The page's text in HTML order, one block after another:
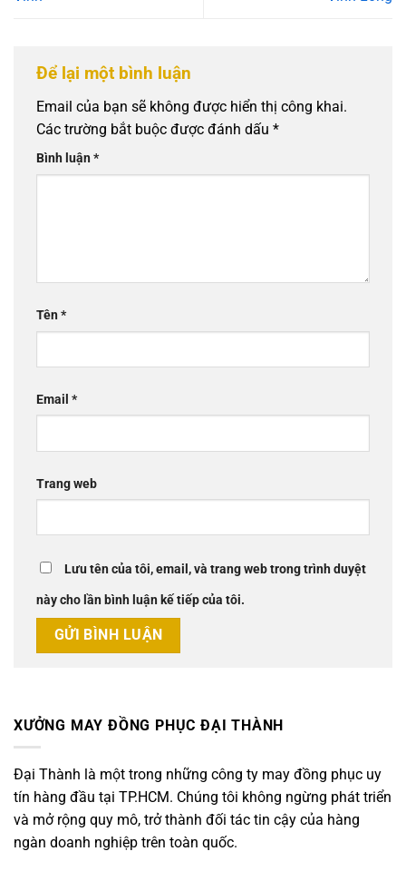
Để lại một bình luận
Email của bạn sẽ không được hiển thị công khai.
Các trường bắt buộc được đánh dấu *
Bình luận*
Tên*
Email *
Trang web
Lưu tên của tôi, email, và trang web trong trình duyệt
này cho lần bình luận kế tiếp của tôi.
XƯỞNG MAY ĐỒNG PHỤC ĐẠI THÀNH
Đại Thành là một trong những công ty may đồng phục uy
tín hàng đầu tại TP.HCM. Chúng tôi không ngừng phát triển
và mở rộng quy mô, trở thành đối tác tin cậy của hàng
ngàn doanh nghiệp trên toàn quốc.